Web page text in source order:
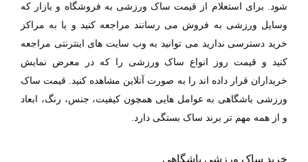
شود. برای استعلام از قیمت ساک ورزشی به فروشگاه و بازار که
وسایل ورزشی به فروش‌ می رسانند مراجعه کنید و یا به مراکز
خرید دسترسی ندارید می توانید به وب سایت های اینترنتی مراجعه
کنید و قیمت روز انواع ساک ورزشی را که در معرض نمایش
خریداران قرار داده اند را به صورت آنلاین مشاهده کنید. قیمت ساک
ورزشی باشگاهی به عوامل هایی همچون کیفیت، جنس، رنگ، ابعاد
و از همه مهم تر برند ساک بستگی دارد.
خرید ساک ورزشی باشگاهی